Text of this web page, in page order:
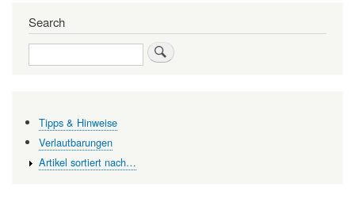
Search
Search
Tipps & Hinweise
Verlautbarungen
Artikel sortiert nach…